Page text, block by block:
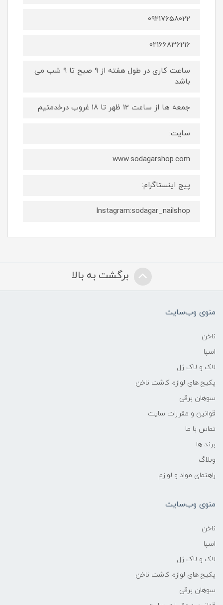
09217658022
02166836216
ساعت کاری در طول هفته از ۹ صبح تا ۹ شب می
باشد
جمعه ها از ساعت 12 ظهر تا 18 غروب درخدمتیم
سایت:
www.sodagarshop.com
پیج اینستاگرام:
Instagram:sodagar_nailshop
برگشت به بالا
منوی وب‌سایت
ناخن
اسپا
لاک و لاک ژل
پکیج های لوازم کاشت ناخن
سوهان برقی
قوانین و مقررات سایت
تماس با ما
برند ها
وبلاگ
راهنمای مواد و لوازم
منوی وب‌سایت
ناخن
اسپا
لاک و لاک ژل
پکیج های لوازم کاشت ناخن
سوهان برقی